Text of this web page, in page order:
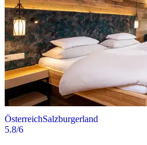
ÖsterreichSalzburgerland
5.8/6